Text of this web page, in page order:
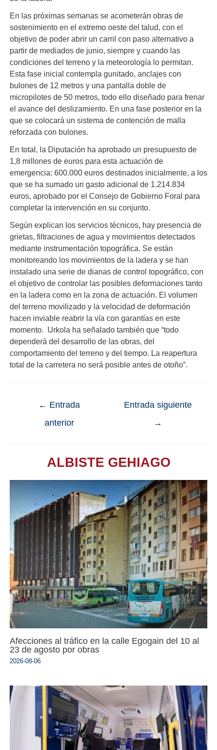
En las próximas semanas se acometerán obras de
sostenimiento en el extremo oeste del talud, con el
objetivo de poder abrir un carril con paso alternativo a
partir de mediados de junio, siempre y cuando las
condiciones del terreno y la meteorología lo permitan.
Esta fase inicial contempla gunitado, anclajes con
bulones de 12 metros y una pantalla doble de
micropilotes de 50 metros, todo ello diseñado para frenar
el avance del deslizamiento. En una fase posterior en la
que se colocará un sistema de contención de malla
reforzada con bulones.
En total, la Diputación ha aprobado un presupuesto de
1,8 millones de euros para esta actuación de
emergencia: 600.000 euros destinados inicialmente, a los
que se ha sumado un gasto adicional de 1.214.834
euros, aprobado por el Consejo de Gobierno Foral para
completar la intervención en su conjunto.
Según explican los servicios técnicos, hay presencia de
grietas, filtraciones de agua y movimientos detectados
mediante instrumentación topográfica. Se están
monitoreando los movimientos de la ladera y se han
instalado una serie de dianas de control topográfico, con
el objetivo de controlar las posibles deformaciones tanto
en la ladera como en la zona de actuación. El volumen
del terreno movilizado y la velocidad de deformación
hacen inviable reabrir la vía con garantías en este
momento. Urkola ha señalado también que “todo
dependerá del desarrollo de las obras, del
comportamiento del terreno y del tiempo. La reapertura
total de la carretera no será posible antes de otoño”.
← Entrada
anterior
Entrada siguiente
→
ALBISTE GEHIAGO
Afecciones al tráfico en la calle Egogain del 10 al
23 de agosto por obras
2026-08-06